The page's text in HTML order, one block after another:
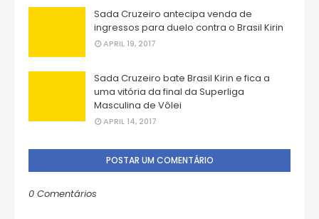
Sada Cruzeiro antecipa venda de
ingressos para duelo contra o Brasil Kirin
APRIL 19, 2017
Sada Cruzeiro bate Brasil Kirin e fica a
uma vitória da final da Superliga
Masculina de Vôlei
APRIL 14, 2017
POSTAR UM COMENTÁRIO
0 Comentários